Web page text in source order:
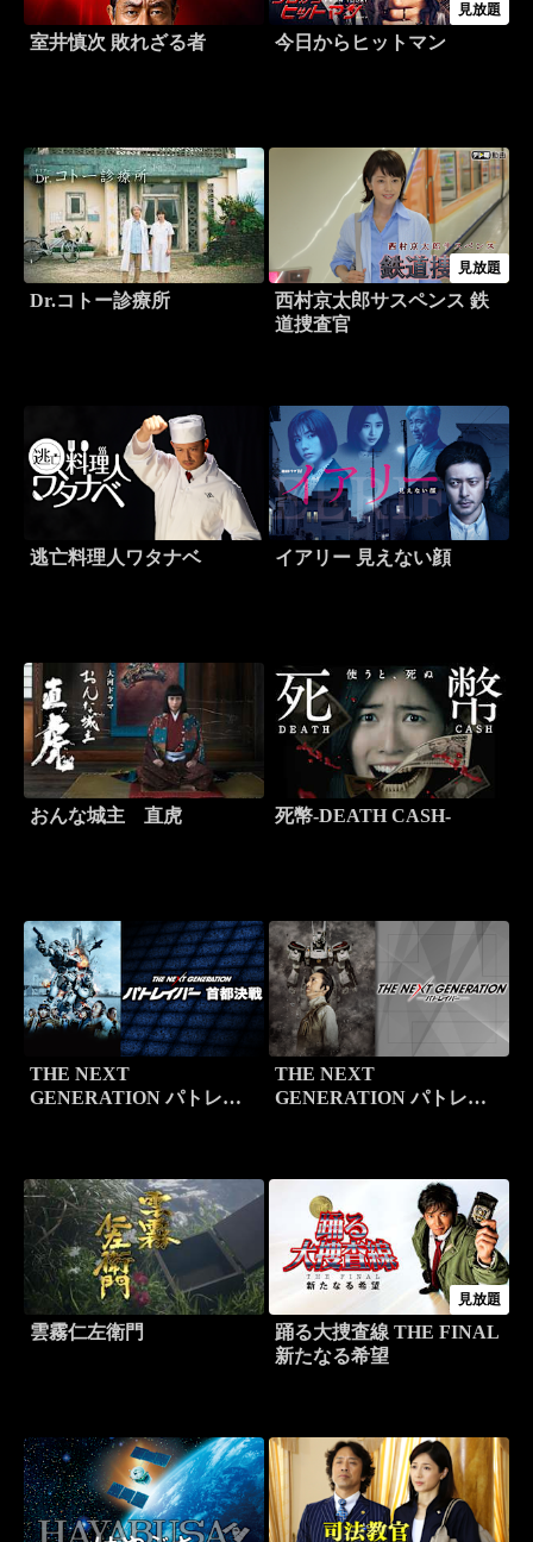
室井慎次 敗れざる者
見放題
今日からヒットマン
Dr.コトー診療所
見放題
西村京太郎サスペンス 鉄
道捜査官
逃亡料理人ワタナベ イアリー 見えない顔
おんな城主 直虎 死幣-DEATH CASH-
THE NEXT
GENERATION パトレイ
THE NEXT
GENERATION パトレイ
雲霧仁左衛門
見放題
踊る大捜査線 THE FINAL
新たなる希望